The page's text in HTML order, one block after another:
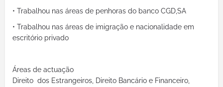
• Trabalhou nas áreas de penhoras do banco CGD,SA
• Trabalhou nas áreas de imigração e nacionalidade em
escritório privado
Áreas de actuação
Direito dos Estrangeiros, Direito Bancário e Financeiro,